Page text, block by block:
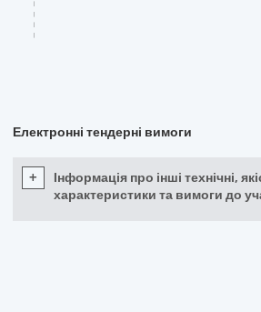
Електронні тендерні вимоги
+
Інформація про інші технічні,
характеристики та вимоги до